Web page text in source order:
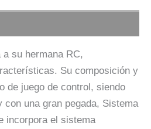
a su hermana RC,
Su composición y
de juego de control, siendo
con una gran pegada, Sistema
incorpora el sistema